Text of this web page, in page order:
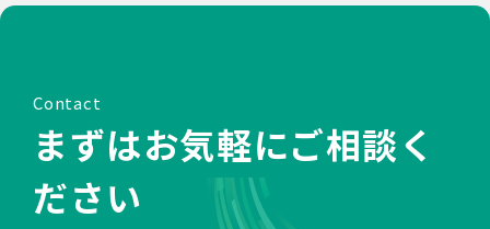
Contact
まずはお気軽にご相談く
ださい